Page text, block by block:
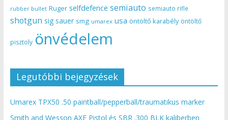
rubber bullet Ruger selfdefence semiauto semiauto rifle
shotgun sig sauer smg umarex usa öntöltő karabély öntöltő
pisztoly önvédelem
Legutóbbi bejegyzések
Umarex TPX50 .50 paintball/pepperball/traumatikus marker
Smith and Wesson AXE Pistol és SBR .300 BLK kaliberben